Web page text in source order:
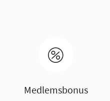
Medlemsbonus